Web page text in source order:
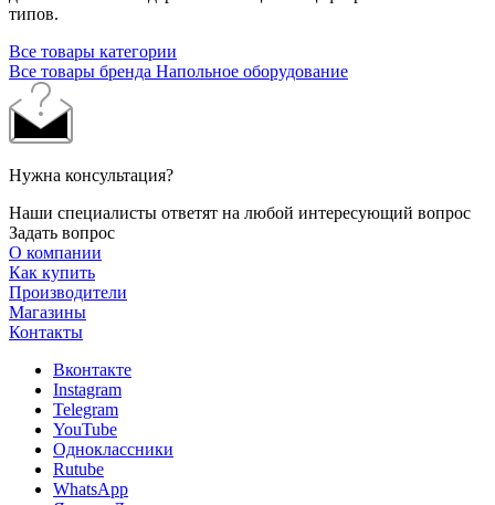
типов.
Все товары категории
Все товары бренда Напольное оборудование
Нужна консультация?
Наши специалисты ответят на любой интересующий вопрос
Задать вопрос
О компании
Как купить
Производители
Магазины
Контакты
Вконтакте
Instagram
Telegram
YouTube
Одноклассники
Rutube
WhatsApp